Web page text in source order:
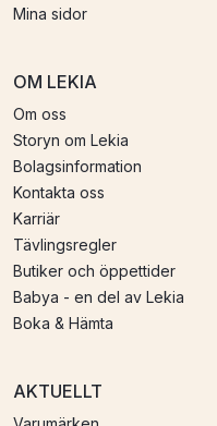
Mina sidor
OM LEKIA
Om oss
Storyn om Lekia
Bolagsinformation
Kontakta oss
Karriär
Tävlingsregler
Butiker och öppettider
Babya - en del av Lekia
Boka & Hämta
AKTUELLT